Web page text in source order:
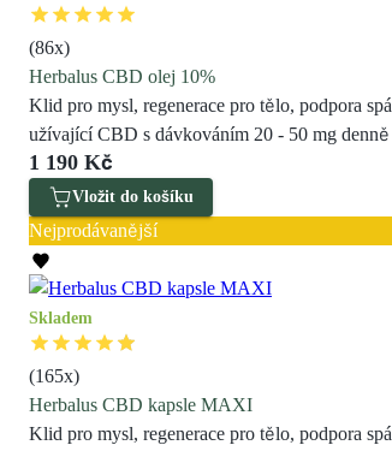
(86x)
Herbalus CBD olej 10%
Klid pro mysl, regenerace pro tělo, podpora
užívající CBD s dávkováním 20 - 50 mg
1 190 Kč
Vložit do košíku
Nejprodávanější
Skladem
(165x)
Herbalus CBD kapsle MAXI
Klid pro mysl, regenerace pro tělo, podpora